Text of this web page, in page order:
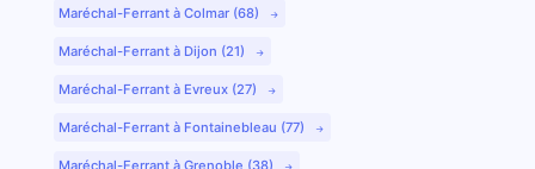
Maréchal-Ferrant à Colmar (68)
Maréchal-Ferrant à Dijon (21)
Maréchal-Ferrant à Evreux (27)
Maréchal-Ferrant à Fontainebleau (77)
Maréchal-Ferrant à Grenoble (38)